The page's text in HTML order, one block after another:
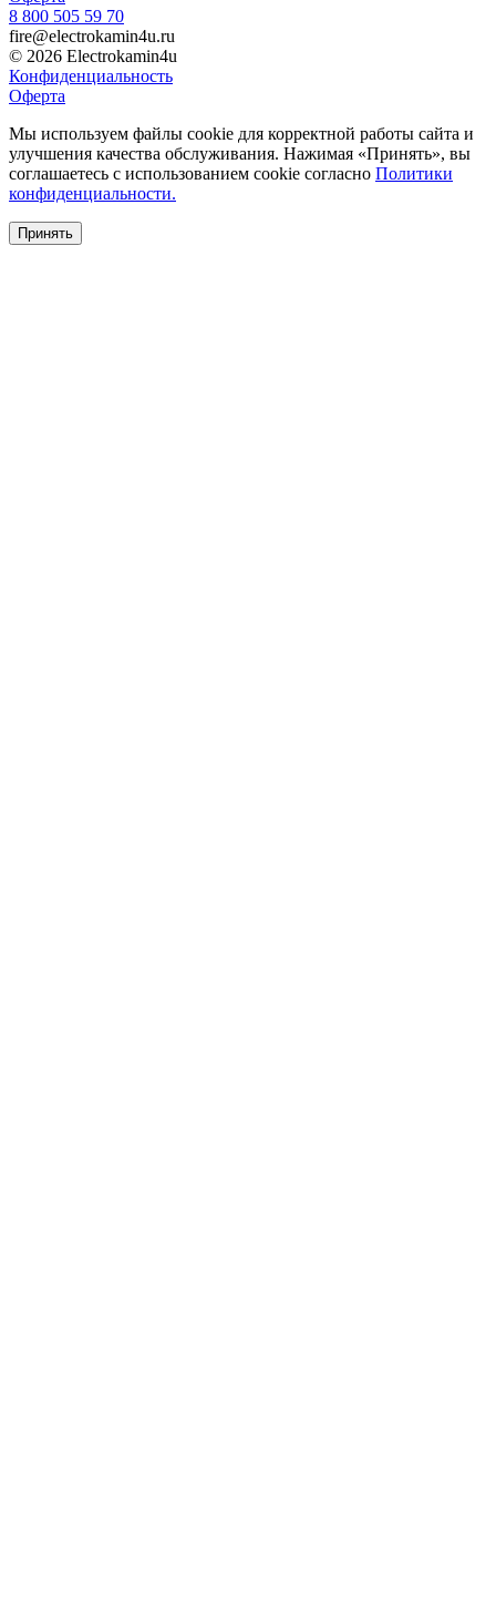
8 800 505 59 70
fire@electrokamin4u.ru
© 2026 Electrokamin4u
Конфиденциальность
Оферта
Мы используем файлы cookie для корректной работы сайта и
улучшения качества обслуживания. Нажимая «Принять», вы
соглашаетесь с использованием cookie согласно Политики
конфиденциальности.
Принять